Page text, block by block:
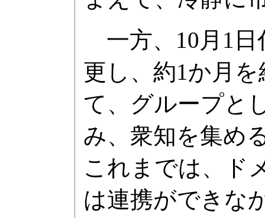
一方、10月1日
更し、約1か月
て、グループと
み、衆知を集め
これまでは、ド
は連携ができな